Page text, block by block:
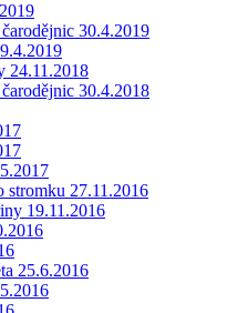
30.4.2019
24.11.2018
30.4.2018
stromku 27.11.2016
19.11.2016
25.6.2016